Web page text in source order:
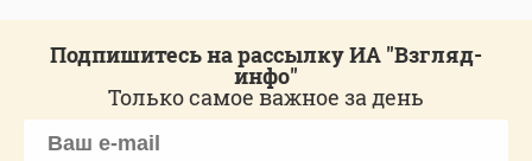
Подпишитесь на рассылку ИА "Взгляд-
инфо"
Только самое важное за день